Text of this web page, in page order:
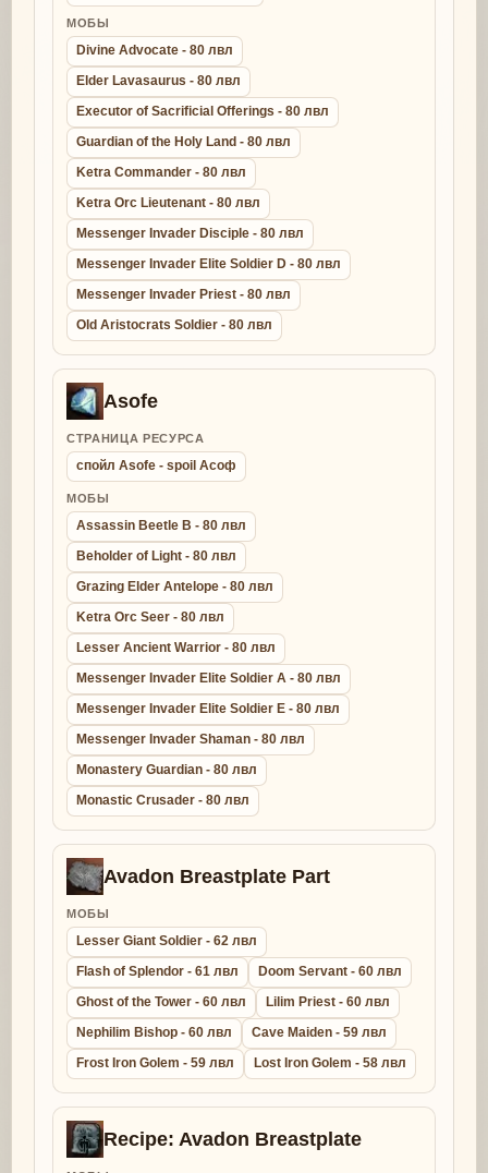
МОБЫ
Divine Advocate - 80 лвл
Elder Lavasaurus - 80 лвл
Executor of Sacrificial Offerings - 80 лвл
Guardian of the Holy Land - 80 лвл
Ketra Commander - 80 лвл
Ketra Orc Lieutenant - 80 лвл
Messenger Invader Disciple - 80 лвл
Messenger Invader Elite Soldier D - 80 лвл
Messenger Invader Priest - 80 лвл
Old Aristocrats Soldier - 80 лвл
Asofe
СТРАНИЦА РЕСУРСА
спойл Asofe - spoil Асоф
МОБЫ
Assassin Beetle B - 80 лвл
Beholder of Light - 80 лвл
Grazing Elder Antelope - 80 лвл
Ketra Orc Seer - 80 лвл
Lesser Ancient Warrior - 80 лвл
Messenger Invader Elite Soldier A - 80 лвл
Messenger Invader Elite Soldier E - 80 лвл
Messenger Invader Shaman - 80 лвл
Monastery Guardian - 80 лвл
Monastic Crusader - 80 лвл
Avadon Breastplate Part
МОБЫ
Lesser Giant Soldier - 62 лвл
Flash of Splendor - 61 лвл
Doom Servant - 60 лвл
Ghost of the Tower - 60 лвл
Lilim Priest - 60 лвл
Nephilim Bishop - 60 лвл
Cave Maiden - 59 лвл
Frost Iron Golem - 59 лвл
Lost Iron Golem - 58 лвл
Recipe: Avadon Breastplate